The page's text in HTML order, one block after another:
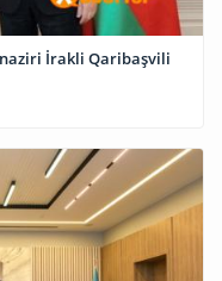
naziri İrakli Qaribaşvili